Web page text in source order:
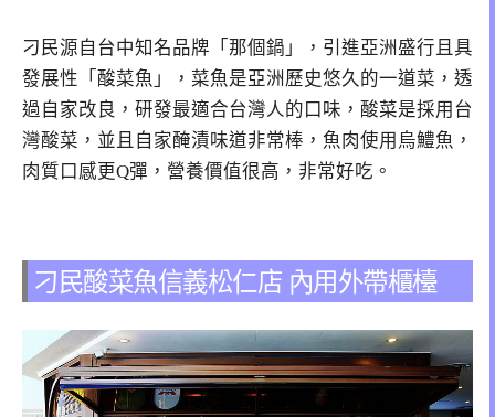
刁民源自台中知名品牌「那個鍋」，引進亞洲盛行且具
發展性「酸菜魚」，菜魚是亞洲歷史悠久的一道菜，透
過自家改良，研發最適合台灣人的口味，酸菜是採用台
灣酸菜，並且自家醃漬味道非常棒，魚肉使用烏鱧魚，
肉質口感更Q彈，營養價值很高，非常好吃。
刁民酸菜魚信義松仁店 內用外帶櫃檯